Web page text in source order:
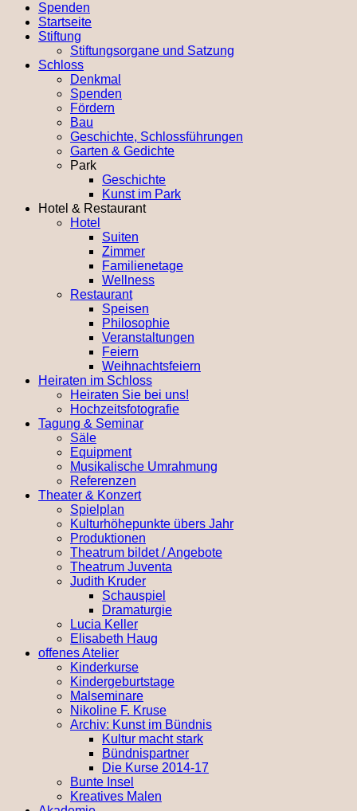
Spenden
Startseite
Stiftung
Stiftungsorgane und Satzung
Schloss
Denkmal
Spenden
Fördern
Bau
Geschichte, Schlossführungen
Garten & Gedichte
Park
Geschichte
Kunst im Park
Hotel & Restaurant
Hotel
Suiten
Zimmer
Familienetage
Wellness
Restaurant
Speisen
Philosophie
Veranstaltungen
Feiern
Weihnachtsfeiern
Heiraten im Schloss
Heiraten Sie bei uns!
Hochzeitsfotografie
Tagung & Seminar
Säle
Equipment
Musikalische Umrahmung
Referenzen
Theater & Konzert
Spielplan
Kulturhöhepunkte übers Jahr
Produktionen
Theatrum bildet / Angebote
Theatrum Juventa
Judith Kruder
Schauspiel
Dramaturgie
Lucia Keller
Elisabeth Haug
offenes Atelier
Kinderkurse
Kindergeburtstage
Malseminare
Nikoline F. Kruse
Archiv: Kunst im Bündnis
Kultur macht stark
Bündnispartner
Die Kurse 2014-17
Bunte Insel
Kreatives Malen